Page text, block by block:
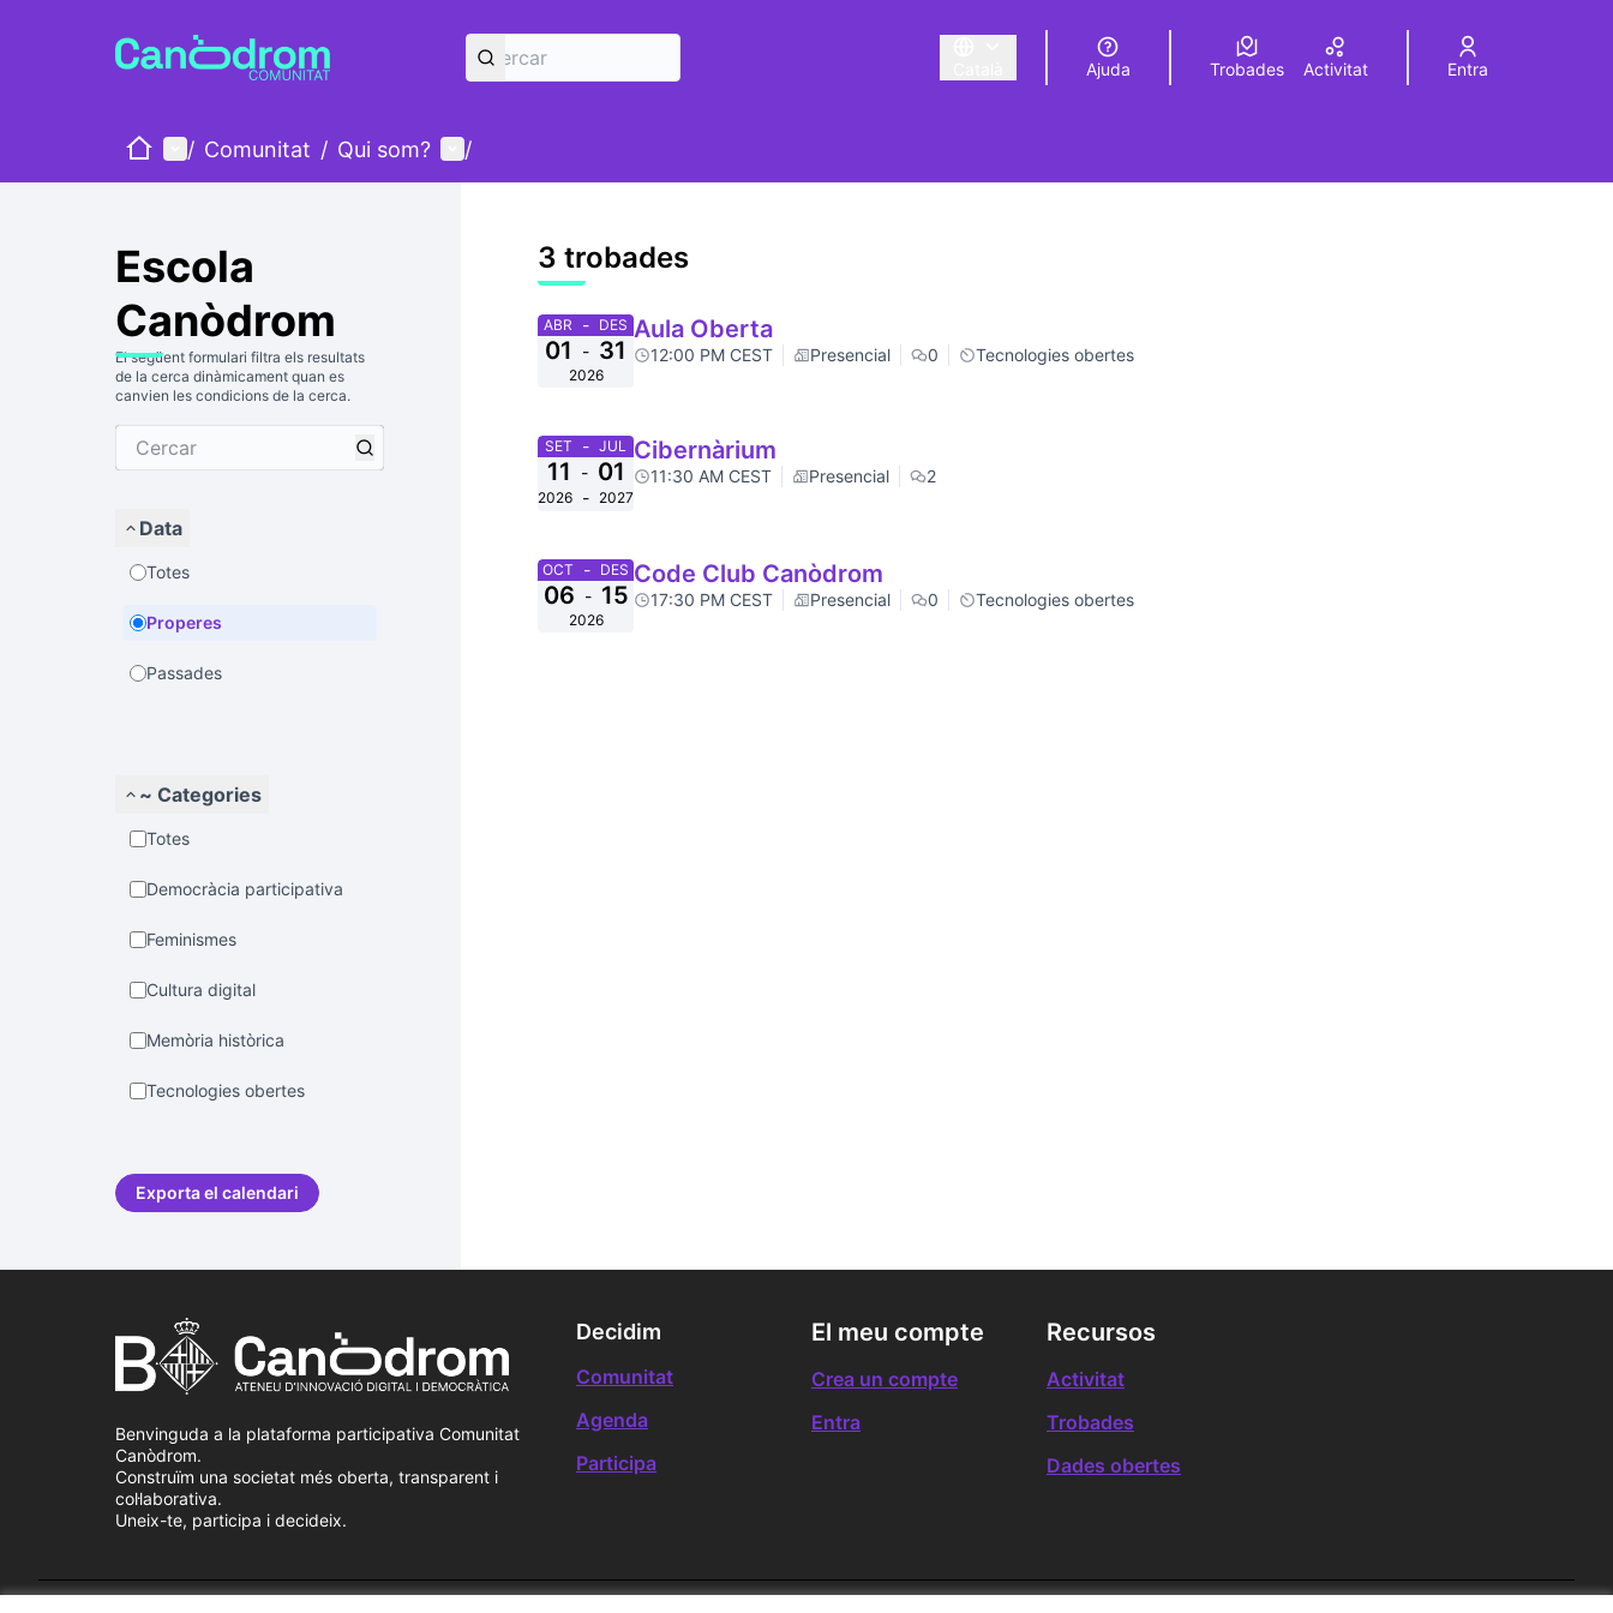
Triar la llengua Elegir el idioma Choose language
Ajuda Trobades Activitat Entra
IniciMenú principal
/ Comunitat / Qui som? Menú d'usuari
/
Escola
Canòdrom
El següent formulari filtra els resultats
de la cerca dinàmicament quan es
canvien les condicions de la cerca.
Data
Totes
Properes
Passades
~ Categories
Totes
Democràcia participativa
Feminismes
Cultura digital
Memòria històrica
Tecnologies obertes
Exporta el calendari
3 trobades
ABR - DES
01 - 31
2026
Aula Oberta
12:00 PM CEST Presencial 0 Tecnologies obertes
SET - JUL
11 - 01
2026 - 2027
Cibernàrium
11:30 AM CEST Presencial 2
OCT - DES
06 - 15
2026
Code Club Canòdrom
17:30 PM CEST Presencial 0 Tecnologies obertes
Benvinguda a la plataforma participativa Comunitat
Canòdrom.
Construïm una societat més oberta, transparent i
col·laborativa.
Uneix-te, participa i decideix.
Decidim
Comunitat
Agenda
Participa
El meu compte
Crea un compte
Entra
Recursos
Activitat
Trobades
Dades obertes